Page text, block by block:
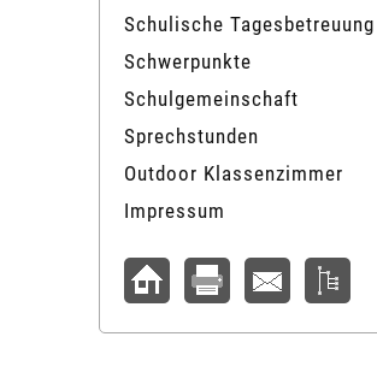
Schulische Tagesbetreuung
Schwerpunkte
Schulgemeinschaft
Sprechstunden
Outdoor Klassenzimmer
Impressum